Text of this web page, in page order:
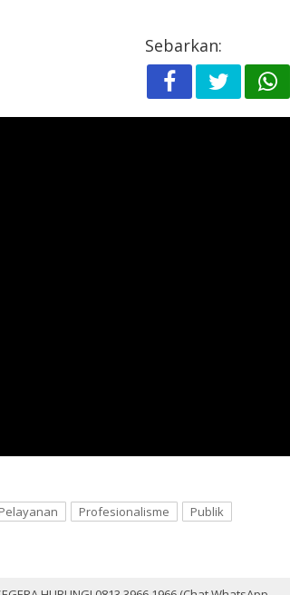
Sebarkan:
Pelayanan Profesionalisme
Publik